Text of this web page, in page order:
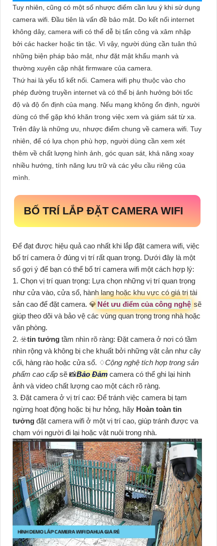
Tuy nhiên, cũng có một số nhược điểm cần lưu ý khi sử dụng
camera wifi. Đầu tiên là vấn đề bảo mật. Do kết nối internet
không dây, camera wifi có thể dễ bị tấn công và xâm nhập
bởi các hacker hoặc tin tặc. Vì vậy, người dùng cần tuân thủ
những biện pháp bảo mật, như đặt mật khẩu mạnh và
thường xuyên cập nhật firmware của camera.
Thứ hai là yếu tố kết nối. Camera wifi phụ thuộc vào cho
phép đường truyền internet và có thể bị ảnh hưởng bởi tốc
độ và độ ổn định của mạng. Nếu mạng không ổn định, người
dùng có thể gặp khó khăn trong việc xem và giám sát từ xa.
Trên đây là những ưu, nhược điểm chung về camera wifi. Tuy
nhiên, để có lựa chọn phù hợp, người dùng cần xem xét
thêm về chất lượng hình ảnh, góc quan sát, khả năng xoay
nhiều hướng, tính năng lưu trữ và các yêu cầu riêng của
mình.
BỐ TRÍ LẮP ĐẶT CAMERA WIFI
Để đạt được hiệu quả cao nhất khi lắp đặt camera wifi, việc
bố trí camera ở đúng vị trí rất quan trọng. Dưới đây là một
số gợi ý để bạn có thể bố trí camera wifi một cách hợp lý:
1. Chọn vị trí quan trọng: Lựa chọn những vị trí quan trọng
như cửa vào, cửa sổ, hành lang hoặc khu vực có giá trị tài
sản cao để đặt camera. 💎 Nét ưu điểm của công nghệ sẽ
giúp theo dõi và bảo vệ các vùng quan trọng trong nhà hoặc
văn phòng.
2. ☣️tin tưởng tầm nhìn rõ ràng: Đặt camera ở nơi có tầm
nhìn rộng và không bị che khuất bởi những vật cản như cây
cối, hàng rào hoặc cửa sổ. ♢Cộng nghệ tích hợp trong sản
phẩm cao cấp sẽ 📸Bảo Đảm camera có thể ghi lại hình
ảnh và video chất lượng cao một cách rõ ràng.
3. Đặt camera ở vị trí cao: Để tránh việc camera bị tạm
ngừng hoạt động hoặc bị hư hỏng, hãy Hoàn toàn tin
tưởng đặt camera wifi ở một vị trí cao, giúp tránh được va
chạm với người đi lại hoặc vật nuôi trong nhà.